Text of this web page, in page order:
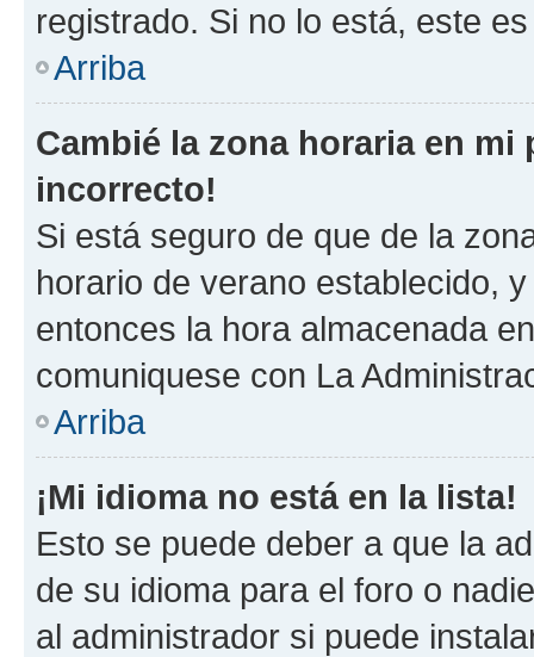
registrado. Si no lo está, este
Arriba
Cambié la zona horaria en
incorrecto!
Si está seguro de que de la
horario de verano establecido,
entonces la hora almacenada
comuniquese con La
Arriba
¡Mi idioma no está en la lista!
Esto se puede deber a que la
de su idioma para el foro o
al administrador si puede